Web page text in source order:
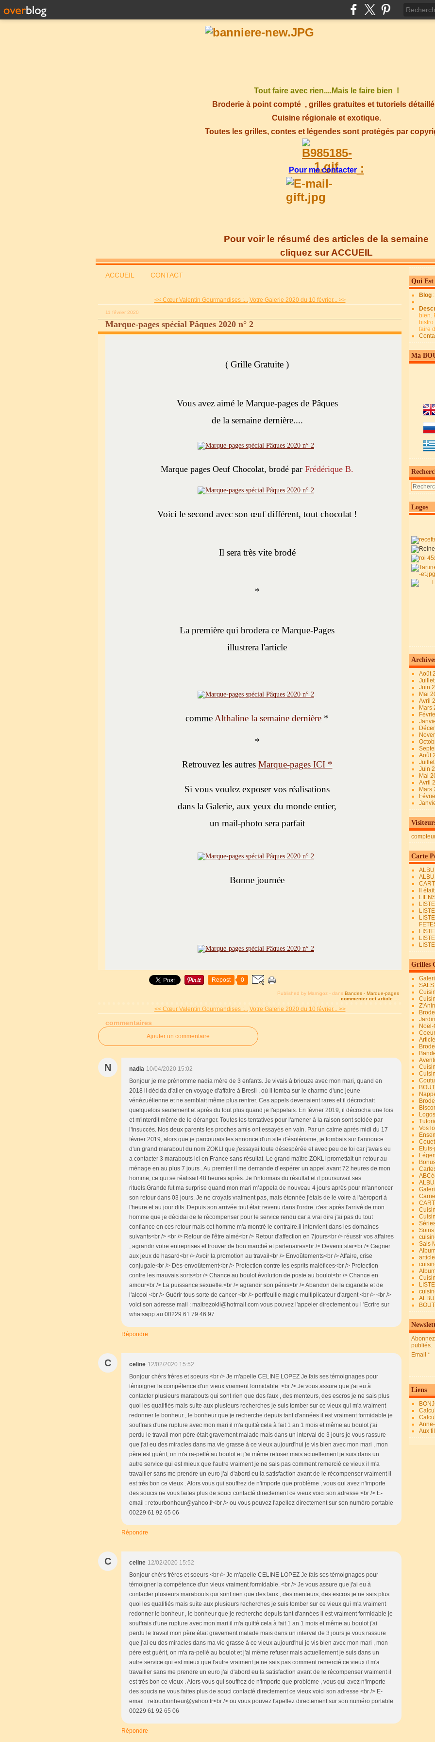
Tout faire avec rien....Mais le faire bien !
Broderie à point compté , grilles gratuites et tutoriels
Cuisine régionale et exotique.
Toutes les grilles, contes et légendes sont protégés par
Pour me contacter:
Pour voir le résumé des articles de la semaine
cliquez sur ACCUEIL
ACCUEIL CONTACT
<< Cœur Valentin Gourmandises :... Votre Galerie 2020 du 10 février... >>
11 février 2020
Marque-pages spécial Pâques 2020 n° 2
( Grille Gratuite )
Vous avez aimé le Marque-pages de Pâques
de la semaine dernière....
Marque pages Oeuf Chocolat, brodé par Frédérique B.
Voici le second avec son œuf différent, tout chocolat !
Il sera très vite brodé
*
La première qui brodera ce Marque-Pages
illustrera l'article
comme Althaline la semaine dernière *
*
Retrouvez les autres Marque-pages ICI *
Si vous voulez exposer vos réalisations
dans la Galerie, aux yeux du monde entier,
un mail-photo sera parfait
Bonne journée
Repost 0
Published by Mamigoz - dans Bandes - Marque-pages
commenter cet article …
<< Cœur Valentin Gourmandises :... Votre Galerie 2020 du 10 février... >>
commentaires
Ajouter un commentaire
N nadia 10/04/2020 15:02
Bonjour je me prénomme nadia mère de 3 enfants. Je vivais à briouze avec mon mari, quand en
2018 il décida d'aller en voyage d'affaire à Bresil , où il tomba sur le charme d'une jeune
vénézuélienne et ne semblait même plus rentrer. Ces appels devenaient rares et il décrochait
quelquefois seulement et après du tout plus quand je l'appelais. En février 2019, il décrocha une fois
et m'interdit même de le déranger. Toutes les tentatives pour l'amener à la raison sont soldée par
l'insuccès. Nos deux parents les proches amis ont essayés en vain. Par un calme après midi du 17
février 2019, alors que je parcourais les annonce d'un site d'ésotérisme, je tombais sur l'annonce
d'un grand marabout du nom ZOKLI que j'essayai toute désespérée et avec peu de foi car j'avais eu
a contacter 3 marabouts ici en France sans résultat. Le grand maître ZOKLI promettait un retour au
ménage en au plus 7 jours . Au premier il me demande d’espérer un appel avant 72 heures de mon
homme, ce qui se réalisait 48 heures après. Je l'informais du résultat et il poursuivait ses
rituels.Grande fut ma surprise quand mon mari m’appela de nouveau 4 jours après pour m'annoncer
son retour dans 03 jours. Je ne croyais vraiment pas, mais étonnée j'étais de le voire à l'aéroport à
l'heure et au jour dits. Depuis son arrivée tout était revenu dans l'ordre. c'est après l'arrivé de mon
homme que je décidai de le récompenser pour le service rendu car a vrai dire j'ai pas du tout
confiance en ces retour mais cet homme m'a montré le contraire.il intervient dans les domaines
suivants<br /> <br /> Retour de l'être aimé<br /> Retour d'affection en 7jours<br /> réussir vos affaires
, agrandir votre entreprises et trouver de bon marché et partenaires<br /> Devenir star<br /> Gagner
aux jeux de hasard<br /> Avoir la promotion au travail<br /> Envoûtements<br /> Affaire, crise
conjugale<br /> Dés-envoûtement<br /> Protection contre les esprits maléfices<br /> Protection
contre les mauvais sorts<br /> Chance au boulot évolution de poste au boulot<br /> Chance en
amour<br /> La puissance sexuelle.<br /> agrandir son pénis<br /> Abandon de la cigarette et de
l'alcool <br /> Guérir tous sorte de cancer <br /> portfeuille magic multiplicateur d'argent <br /> <br />
voici son adresse mail : maitrezokli@hotmail.com vous pouvez l'appeler directement ou l 'Ecrire sur
whatsapp au 00229 61 79 46 97
Répondre
C celine 12/02/2020 15:52
Bonjour chèrs frères et soeurs <br /> Je m'apelle CELINE LOPEZ Je fais ses témoignages pour
témoigner la compétence d'un vieux vraiment formidable. <br /> Je vous assure que j'ai eu à
contacter plusieurs marabouts qui sont rien que des faux , des menteurs, des escros je ne sais plus
quoi les qualifiés mais suite aux plusieurs recherches je suis tomber sur ce vieux qui m'a vraiment
redonner le bonheur , le bonheur que je recherche depuis tant d'années il est vraiment formidable je
souffrais d'une rupture avec mon mari il m'a quitté cela à fait 1 an 1 mois et même au boulot j'ai
perdu le travail mon père était gravement malade mais dans un interval de 3 jours je vous rassure
que j'ai eu des miracles dans ma vie grasse à ce vieux aujourd'hui je vis bien avec mon mari , mon
père est guérit, on m'a ra-pellé au boulot et j'ai même refuser mais actuellement je suis dans un
autre service qui est mieux que l'autre vraiment je ne sais pas comment remercié ce vieux il m'a
travailler sans me prendre un euro j'ai d'abord eu la satisfaction avant de le récompenser vraiment il
est très bon ce vieux . Alors vous qui souffrez de n'importe que problème , vous qui avez n'importe
des soucis ne vous faites plus de souci contacté directement ce vieux voici son adresse <br /> E-
email : retourbonheur@yahoo.fr<br /> ou vous pouvez l'apellez directement sur son numéro portable
00229 61 92 65 06
Répondre
C celine 12/02/2020 15:52
Bonjour chèrs frères et soeurs <br /> Je m'apelle CELINE LOPEZ Je fais ses témoignages pour
témoigner la compétence d'un vieux vraiment formidable. <br /> Je vous assure que j'ai eu à
contacter plusieurs marabouts qui sont rien que des faux , des menteurs, des escros je ne sais plus
quoi les qualifiés mais suite aux plusieurs recherches je suis tomber sur ce vieux qui m'a vraiment
redonner le bonheur , le bonheur que je recherche depuis tant d'années il est vraiment formidable je
souffrais d'une rupture avec mon mari il m'a quitté cela à fait 1 an 1 mois et même au boulot j'ai
perdu le travail mon père était gravement malade mais dans un interval de 3 jours je vous rassure
que j'ai eu des miracles dans ma vie grasse à ce vieux aujourd'hui je vis bien avec mon mari , mon
père est guérit, on m'a ra-pellé au boulot et j'ai même refuser mais actuellement je suis dans un
autre service qui est mieux que l'autre vraiment je ne sais pas comment remercié ce vieux il m'a
travailler sans me prendre un euro j'ai d'abord eu la satisfaction avant de le récompenser vraiment il
est très bon ce vieux . Alors vous qui souffrez de n'importe que problème , vous qui avez n'importe
des soucis ne vous faites plus de souci contacté directement ce vieux voici son adresse <br /> E-
email : retourbonheur@yahoo.fr<br /> ou vous pouvez l'apellez directement sur son numéro portable
00229 61 92 65 06
Répondre
Qui Est
Blog
bien.
faire
Ma
Logos
Août
Juin
Mai
Avril
Mars
Août
Juin
Mai
Avril
Mars
Carte
Il
Grilles
Vos
Sals
article
publiés.
Email
Liens
Aux